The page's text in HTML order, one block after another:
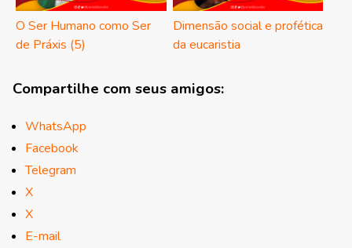
O Ser Humano como Ser
de Práxis (5)
Dimensão social e profética
da eucaristia
Compartilhe com seus amigos:
WhatsApp
Facebook
Telegram
X
X
E-mail